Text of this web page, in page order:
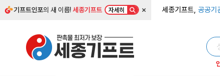
기프트인포의 새 이름!세종기프트 자세히 × 세종기프트, 공공기